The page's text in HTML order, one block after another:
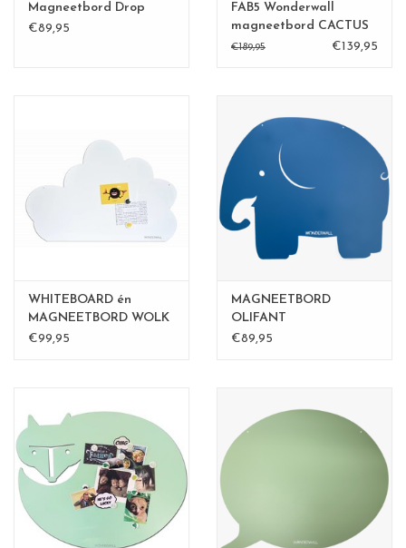
Magneetbord Drop
€89,95
FAB5 Wonderwall
magneetbord CACTUS
XL zandgeel
€189,95 €139,95
WHITEBOARD én
MAGNEETBORD WOLK
LARGE
€99,95
MAGNEETBORD
OLIFANT
€89,95